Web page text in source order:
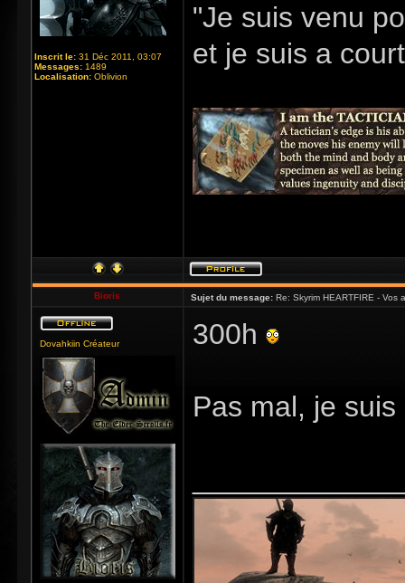
Inscrit le: 31 Déc 2011, 03:07
Messages: 1489
Localisation: Oblivion
"Je suis venu
et je suis a
Bioris Sujet du message: Re: Skyrim HEARTFIRE - Vos
Dovahkiin Créateur 300h
Pas mal, je